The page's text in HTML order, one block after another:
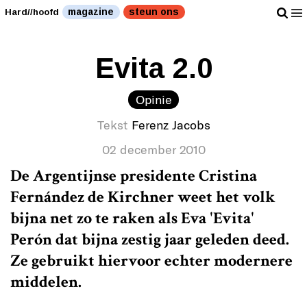
Hard//hoofd magazine steun ons
Evita 2.0
Opinie
Tekst Ferenz Jacobs
02 december 2010
De Argentijnse presidente Cristina
Fernández de Kirchner weet het volk
bijna net zo te raken als Eva 'Evita'
Perón dat bijna zestig jaar geleden deed.
Ze gebruikt hiervoor echter modernere
middelen.